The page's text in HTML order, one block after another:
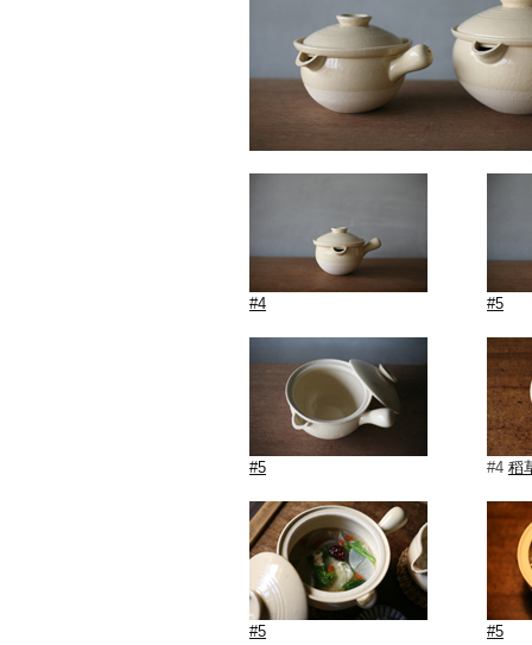
#4 #5
#5 #4 稻
#5 #5